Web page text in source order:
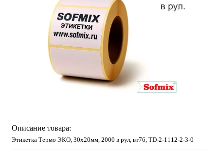
Описание товара:
Этикетка Термо ЭКО, 30х20мм, 2000 в рул, вт76, TD-2-1112-2-3-0